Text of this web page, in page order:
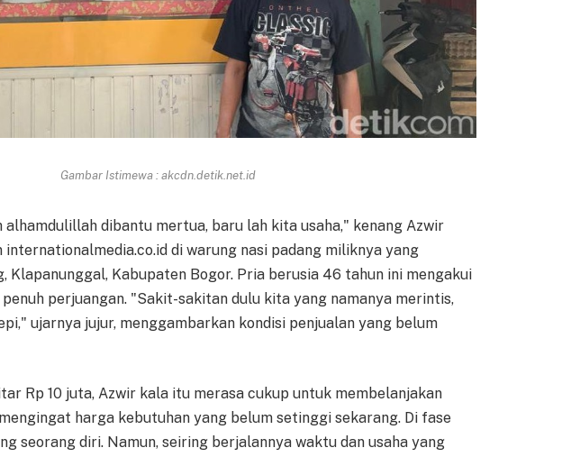
Gambar Istimewa : akcdn.detik.net.id
dibantu mertua, baru lah kita usaha," kenang Azwir
di warung nasi padang miliknya yang
Klapanunggal, Kabupaten Bogor. Pria berusia 46 tahun ini mengakui
penuh perjuangan. "Sakit-sakitan dulu kita yang namanya merintis,
ujarnya jujur, menggambarkan kondisi penjualan yang belum
Rp 10 juta, Azwir kala itu merasa cukup untuk membelanjakan
harga kebutuhan yang belum setinggi sekarang. Di fase
seorang diri. Namun, seiring berjalannya waktu dan usaha yang